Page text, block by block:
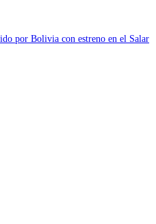
por Bolivia con estreno en el Salar